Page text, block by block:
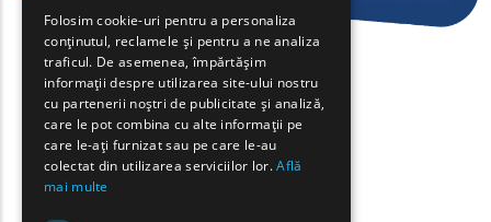
FRENCH
BULGARIAN
GERMAN
ROMANIAN
Folosim cookie-uri pentru a personaliza
conținutul, reclamele și pentru a ne analiza
traficul. De asemenea, împărtășim
informații despre utilizarea site-ului nostru
cu partenerii noștri de publicitate și analiză,
care le pot combina cu alte informații pe
care le-ați furnizat sau pe care le-au
colectat din utilizarea serviciilor lor.Află
mai multe